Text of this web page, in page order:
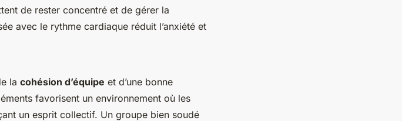
de rester concentré et de gérer la
avec le rythme cardiaque réduit l’anxiété et
la cohésion d’équipe et d’une bonne
favorisent un environnement où les
un esprit collectif. Un groupe bien soudé